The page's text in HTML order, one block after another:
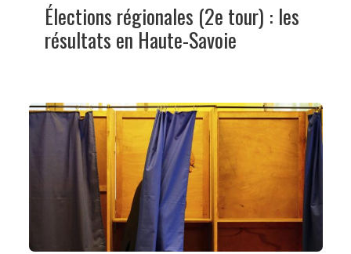
Élections régionales (2e tour) : les
résultats en Haute-Savoie